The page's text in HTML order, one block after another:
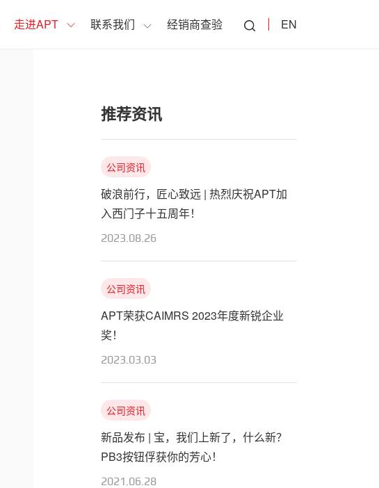
走进APT 联系我们 经销商查验 EN
推荐资讯
公司资讯
破浪前行，匠心致远 | 热烈庆祝APT加
入西门子十五周年！
2023.08.26
公司资讯
APT荣获CAIMRS 2023年度新锐企业
奖！
2023.03.03
公司资讯
新品发布 | 宝，我们上新了，什么新？
PB3按钮俘获你的芳心！
2021.06.28